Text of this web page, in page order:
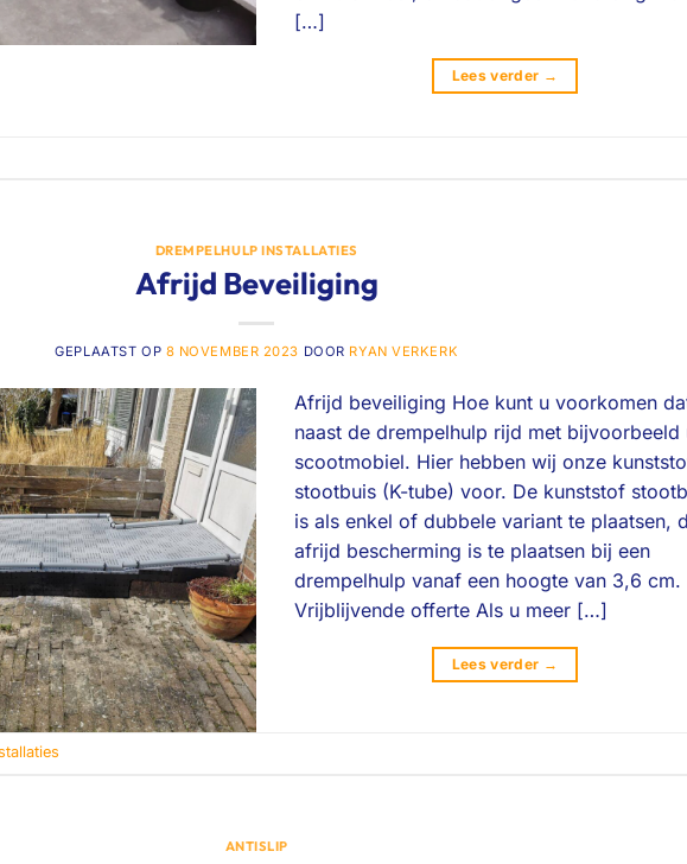
[…]
Lees verder →
DREMPELHULP INSTALLATIES
Afrijd Beveiliging
GEPLAATST OP 8 NOVEMBER 2023 DOOR RYAN VERKERK
Afrijd beveiliging Hoe kunt u voorkomen
naast de drempelhulp rijd met bijvoorbeeld
scootmobiel. Hier hebben wij onze
stootbuis (K-tube) voor. De kunststof
is als enkel of dubbele variant te plaatsen,
afrijd bescherming is te plaatsen bij een
drempelhulp vanaf een hoogte van 3,6 cm.
Vrijblijvende offerte Als u meer […]
Lees verder →
ANTISLIP